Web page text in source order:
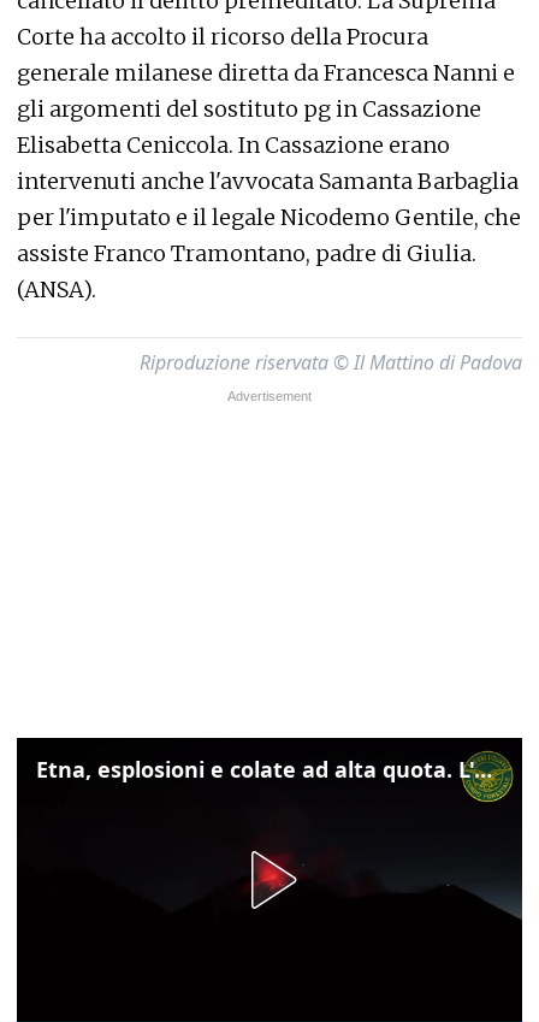
Corte ha accolto il ricorso della Procura
generale milanese diretta da Francesca Nanni e
gli argomenti del sostituto pg in Cassazione
Elisabetta Ceniccola. In Cassazione erano
intervenuti anche l'avvocata Samanta Barbaglia
per l'imputato e il legale Nicodemo Gentile, che
assiste Franco Tramontano, padre di Giulia.
(ANSA).
Riproduzione riservata © Il Mattino di Padova
Etna, esplosioni e colate ad alta quota. L'aeroporto di Catania verso la normalità